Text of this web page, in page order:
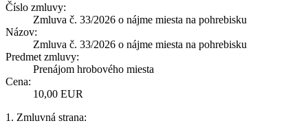
Číslo zmluvy:
Zmluva č. 33/2026 o nájme miesta na pohrebisku
Názov:
Zmluva č. 33/2026 o nájme miesta na pohrebisku
Predmet zmluvy:
Prenájom hrobového miesta
Cena:
10,00 EUR
1. Zmluvná strana: